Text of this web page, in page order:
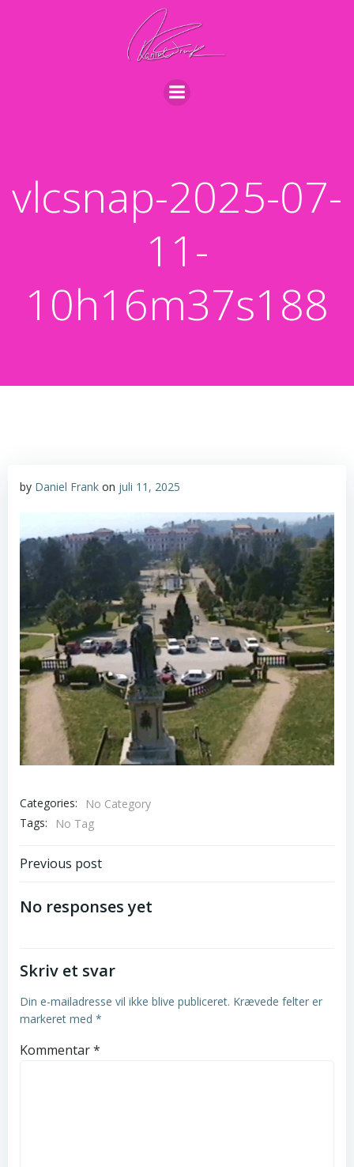
til
indhold
vlcsnap-2025-07-
11-
10h16m37s188
by Daniel Frank on juli 11, 2025
Categories:
No Category
Tags:
No Tag
Post
navigation
Previous post
No responses yet
Skriv et svar
Din e-mailadresse vil ikke blive publiceret. Krævede felter er
markeret med *
Kommentar*